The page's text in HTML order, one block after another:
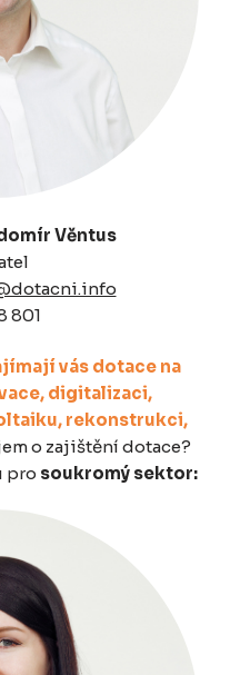
Věntus
801
vás dotace na
digitalizaci,
rekonstrukci,
o zajištění dotace?
pro soukromý sektor: